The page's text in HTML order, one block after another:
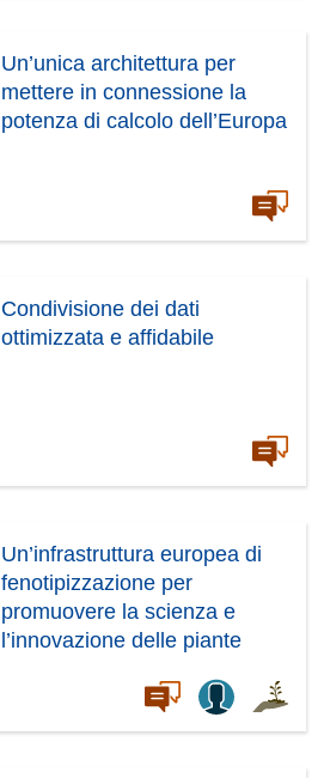
Un’unica architettura per
mettere in connessione la
potenza di calcolo dell’Europa
Condivisione dei dati
ottimizzata e affidabile
Un’infrastruttura europea di
fenotipizzazione per
promuovere la scienza e
l’innovazione delle piante